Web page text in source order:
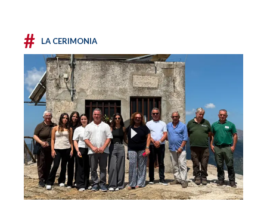
# LA CERIMONIA